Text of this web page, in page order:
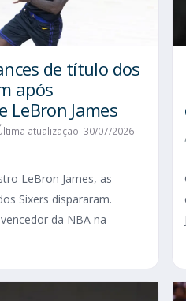
de título dos
após
LeBron James
atualização: 30/07/2026
LeBron James, as
Sixers dispararam.
da NBA na